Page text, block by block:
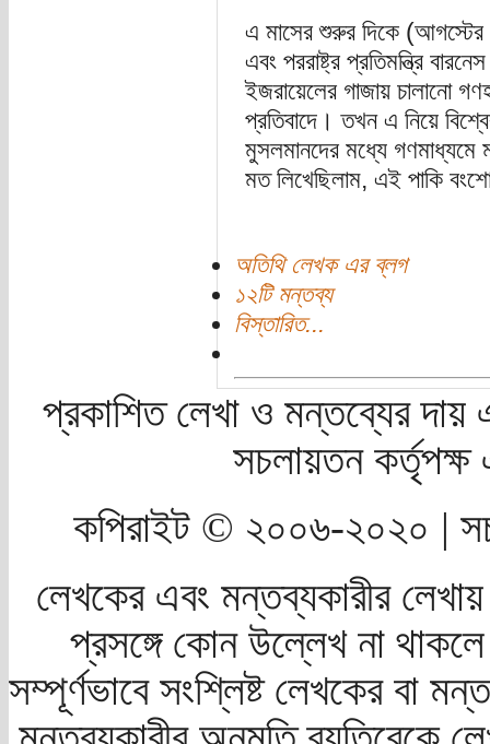
এ মাসের শুরুর দিকে (আগস্টের
এবং পররাষ্ট্র প্রতিমন্ত্রি
ইজরায়েলের গাজায় চালানো
প্রতিবাদে। তখন এ নিয়ে
মুসলমানদের মধ্যে গণমাধ্যমে
মত লিখেছিলাম, এই পাকি
অতিথি লেখক এর ব্লগ
১২টি মন্তব্য
বিস্তারিত...
প্রকাশিত লেখা ও মন্তব্যের দায়
সচলায়তন
কপিরাইট © ২০০৬-২০২০ |
লেখকের এবং মন্তব্যকারীর
প্রসঙ্গে কোন উল্লেখ না
সম্পূর্ণভাবে সংশ্লিষ্ট লেখকের বা